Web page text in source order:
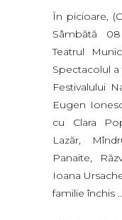
În picioare,
Sâmbătă
Teatrul
Spectacolul
Festivalului
Eugen
cu Clara
Lazăr,
Panaite,
Ioana
familie închis